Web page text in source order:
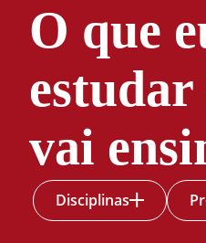
O que
estudar
vai
Disciplinas